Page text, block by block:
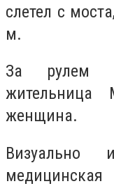
слетел с
м.
За рулем
жительница
женщина.